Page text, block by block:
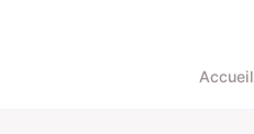
Accueil